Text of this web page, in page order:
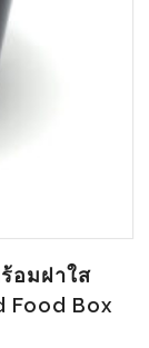
อมฝาใส
Food Box